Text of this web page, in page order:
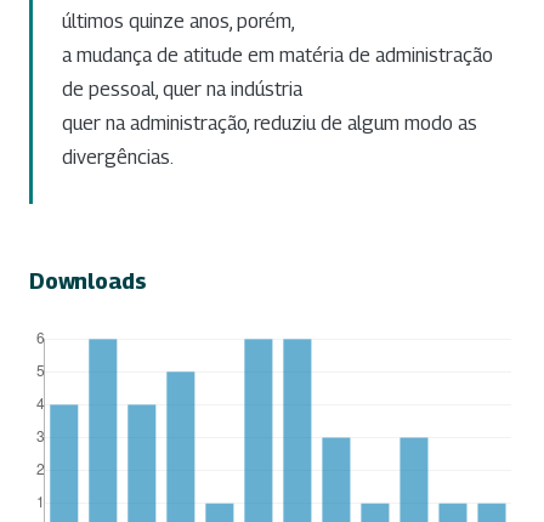
últimos quinze anos, porém,
a mudança de atitude em matéria de administração
de pessoal, quer na indústria
quer na administração, reduziu de algum modo as
divergências.
Downloads